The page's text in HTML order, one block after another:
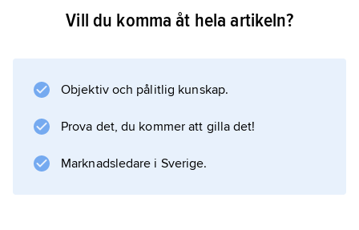
RentyhornVill du komma åt hela artikeln?
Objektiv och pålitlig kunskap.
Prova det, du kommer att gilla det!
Marknadsledare i Sverige.